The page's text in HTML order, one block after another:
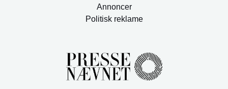
Annoncer
Politisk reklame